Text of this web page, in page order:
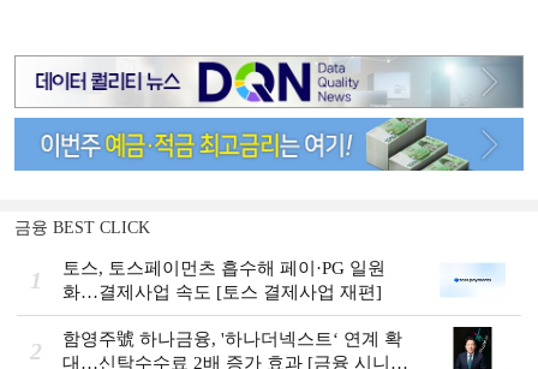
금융 BEST CLICK
1
토스, 토스페이먼츠 흡수해 페이·PG 일원
화…결제사업 속도 [토스 결제사업 재편]
2
함영주號 하나금융, '하나더넥스트‘ 연계 확
대…신탁수수료 2배 증가 효과 [금융 시니어